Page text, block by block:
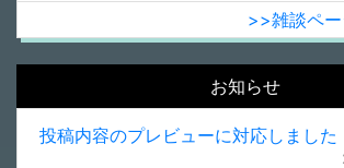
>>雑談ペ
お知らせ
投稿内容のプレビューに対応しました